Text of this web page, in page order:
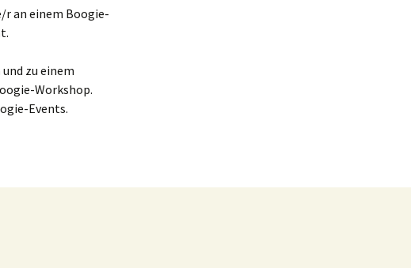
r an einem Boogie-
zu einem
Workshop.
Events.